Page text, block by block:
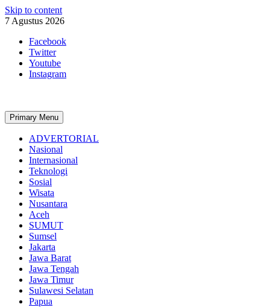
Skip to content
7 Agustus 2026
Facebook
Twitter
Youtube
Instagram
Primary Menu
ADVERTORIAL
Nasional
Internasional
Teknologi
Sosial
Wisata
Nusantara
Aceh
SUMUT
Sumsel
Jakarta
Jawa Barat
Jawa Tengah
Jawa Timur
Sulawesi Selatan
Papua